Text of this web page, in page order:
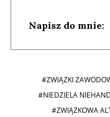
Napisz do mnie:
#ZWIĄZKI
#NIEDZIELA
#ZWIĄZKOWA